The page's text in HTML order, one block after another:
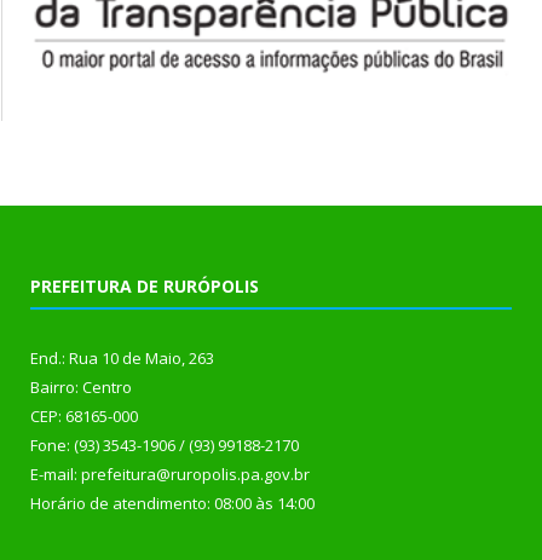
PREFEITURA DE RURÓPOLIS
End.: Rua 10 de Maio, 263
Bairro: Centro
CEP: 68165-000
Fone: (93) 3543-1906 / (93) 99188-2170
E-mail: prefeitura@ruropolis.pa.gov.br
Horário de atendimento: 08:00 às 14:00